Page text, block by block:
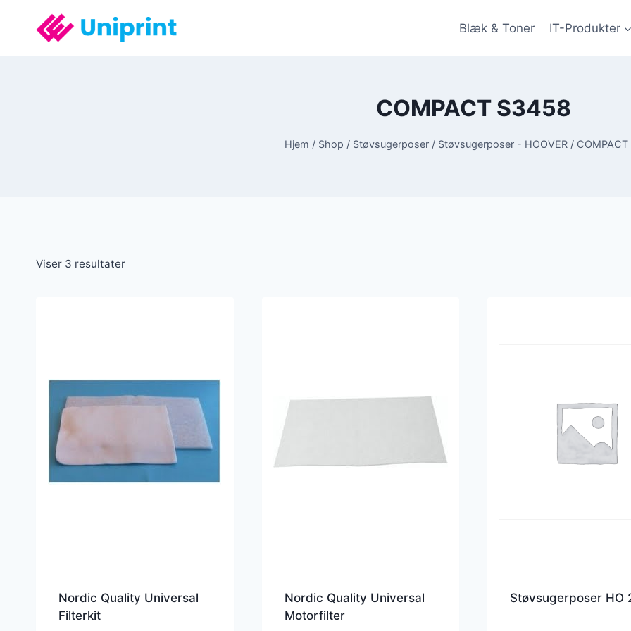
Blæk & Toner IT-Produkter
COMPACT S3458
Hjem / Shop / Støvsugerposer / Støvsugerposer - HOOVER /
Viser 3 resultater
Nordic Quality Universal
Filterkit
Nordic Quality Universal
Motorfilter
Støvsugerposer HO